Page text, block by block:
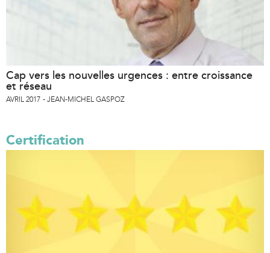
Cap vers les nouvelles urgences : entre croissance
et réseau
AVRIL 2017 JEAN-MICHEL GASPOZ
Certification